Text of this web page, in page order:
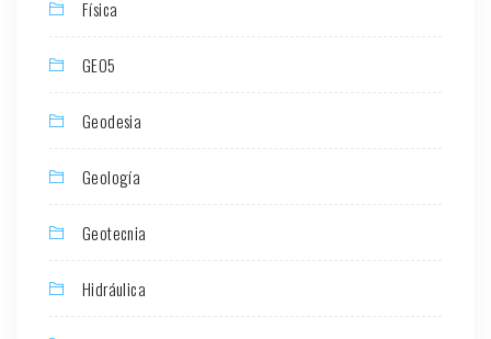
Física
GEO5
Geodesia
Geología
Geotecnia
Hidráulica